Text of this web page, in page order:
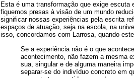
Esta é uma transformação que exige escuta
fiquemos presas à visão de um mundo
significar nossas experiências pela escrita
espaços de atuação, seja na escola, na
isso, concordamos com Larrosa, quando
Se a experiência não é o que
acontecimento, não fazem a mesma
sua, singular e de alguma maneira
separar-se do indivíduo concreto em